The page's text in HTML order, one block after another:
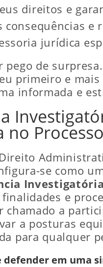
direitos e
consequências e
jurídica
pego de
primeiro e
informada e
no
se como
finalidades e
chamado a
a posturas
para qualquer
defender em uma